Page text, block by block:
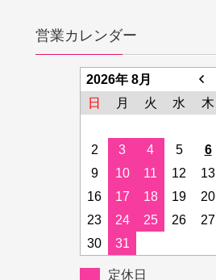
営業カレンダー
2026年 8月
日
月 火 水 木
2
3 4 5 6
9
10 11 12 13
16
17 18 19 20
23
24 25 26 27
30
31
定休日